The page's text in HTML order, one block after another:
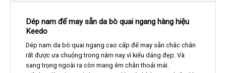
Dép nam đế may sẵn da bò quai ngang hàng hiệu
Keedo
Dép nam da bò quai ngang cao cấp đế may sẵn chắc chắn
rất được ưa chuộng trong năm nay vì kiểu dáng đẹp. Và
sang trọng ngoài ra còn mang êm chân thoải mái.